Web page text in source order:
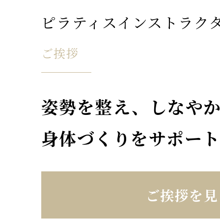
ピラティスインストラク
ご挨拶
姿勢を整え、しなや
身体づくりをサポー
ご挨拶を